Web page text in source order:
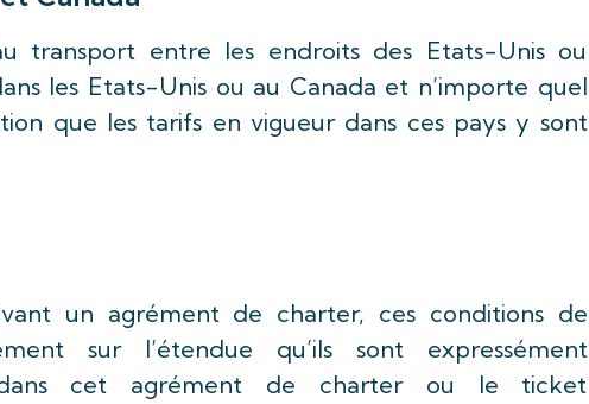
transport entre les endroits des Etats-Unis ou
les Etats-Unis ou au Canada et n’importe quel
que les tarifs en vigueur dans ces pays y sont
un agrément de charter, ces conditions de
sur l’étendue qu’ils sont expressément
cet agrément de charter ou le ticket